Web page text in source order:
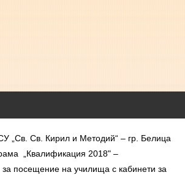
„Св. Св. Кирил и Методий“ – гр. Белица
„Квалификация 2018" –
за посещение на училища с кабинети за